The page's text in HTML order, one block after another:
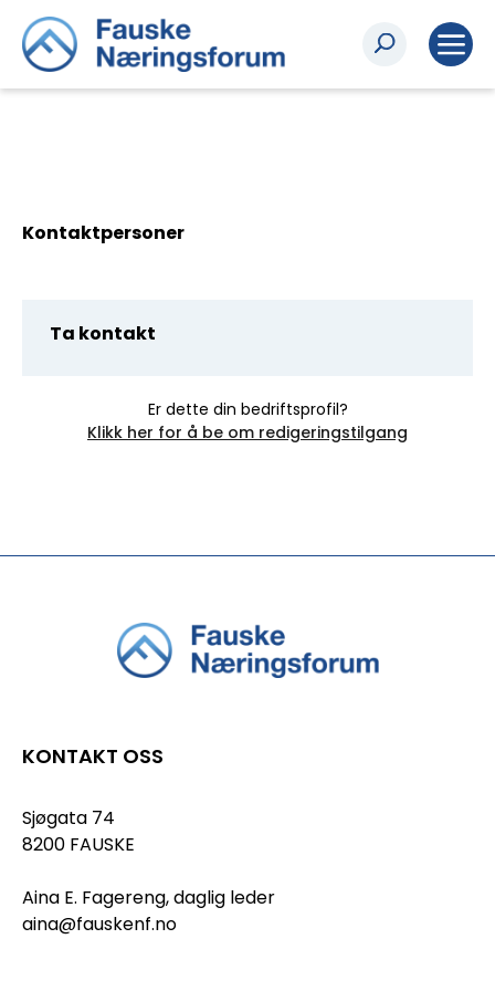
Kontaktpersoner
Ta kontakt
Er dette din bedriftsprofil?
Klikk her for å be om redigeringstilgang
KONTAKT OSS
Sjøgata 74
8200 FAUSKE
Aina E. Fagereng, daglig leder
aina@fauskenf.no